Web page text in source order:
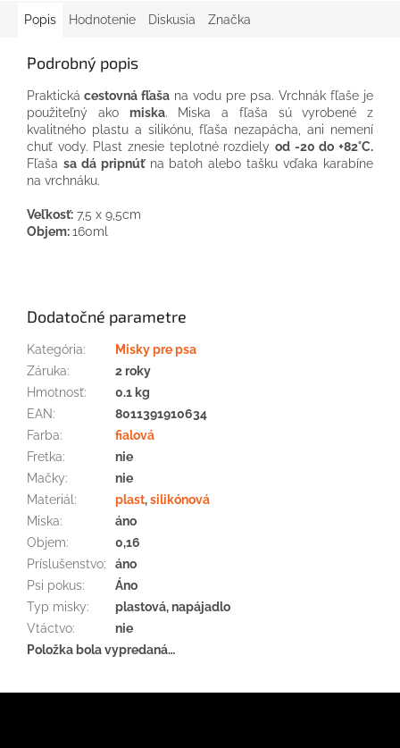
Popis Hodnotenie Diskusia Značka
Podrobný popis
Praktická cestovná fľaša na vodu pre psa. Vrchnák fľaše je
použiteľný ako miska. Miska a fľaša sú vyrobené z
kvalitného plastu a silikónu, fľaša nezapácha, ani nemení
chuť vody. Plast znesie teplotné rozdiely od -20 do +82°C.
Fľaša sa dá pripnúťna batoh alebo tašku vďaka karabíne
na vrchnáku.
Veľkosť: 7,5 x 9,5cm
Objem:160ml
Dodatočné parametre
Kategória:
Misky pre psa
Záruka:
2 roky
Hmotnosť:
0.1 kg
EAN:
8011391910634
Farba:
fialová
Fretka:
nie
Mačky:
nie
Materiál : plast,silikónová
Miska:
áno
Objem:
0,16
Príslušenstvo:
áno
Psi pokus:
Áno
Typ misky:
plastová, napájadlo
Vtáctvo:
nie
Položka bola vypredaná…